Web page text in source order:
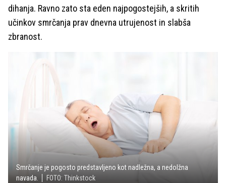
dihanja. Ravno zato sta eden najpogostejših, a skritih
učinkov smrčanja prav dnevna utrujenost in slabša
zbranost.
Smrčanje je pogosto predstavljeno kot nadležna, a nedolžna
navada.
FOTO: Thinkstock